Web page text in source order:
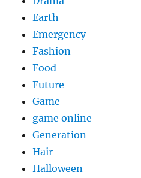
Earth
Emergency
Fashion
Food
Future
Game
game online
Generation
Hair
Halloween